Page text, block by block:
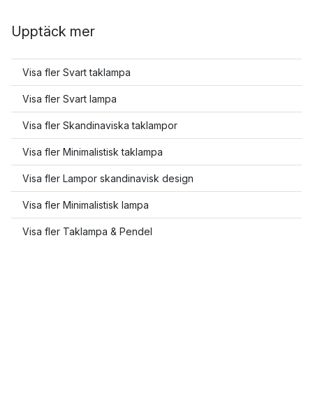
Upptäck mer
Visa fler Svart taklampa
Visa fler Svart lampa
Visa fler Skandinaviska taklampor
Visa fler Minimalistisk taklampa
Visa fler Lampor skandinavisk design
Visa fler Minimalistisk lampa
Visa fler Taklampa & Pendel